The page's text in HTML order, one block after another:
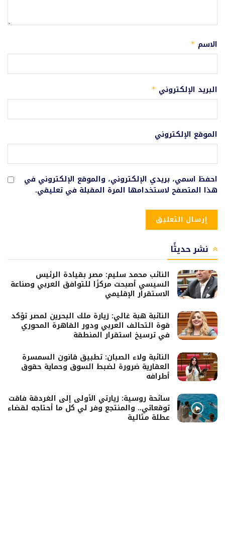
الاسم *
البريد الإلكتروني *
الموقع الإلكتروني
احفظ اسمي، بريدي الإلكتروني، والموقع الإلكتروني في
هذا المتصفح لاستخدامها المرة المقبلة في تعليقي.
نشر حديثًا
النائب محمد سليم: مصر بقيادة الرئيس
السيسي أصبحت مركزًا للتوافق العربي وصناعة
الاستقرار الإقليمي
النائبة هبة غالي: زيارة ملك البحرين لمصر تؤكد
قوة التحالف العربي ودور القاهرة المحوري
في ترسيخ استقرار المنطقة
النائبة ولاء الصبان: تطبيق قانون السمسرة
العقارية ضرورة لضبط السوق وحماية حقوق
أطرافه
سائحة روسية: زيارتي الأولى إلى الغردقة فاقت
توقعاتي.. والمنتجع وفر لي كل ما أحتاجه لقضاء
عطلة مثالية